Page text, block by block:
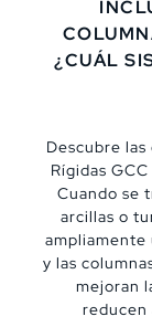
¿CUÁL
Descubre
Rígidas
Cuando se
arcillas o
ampliamente
y las
mejoran
reducen